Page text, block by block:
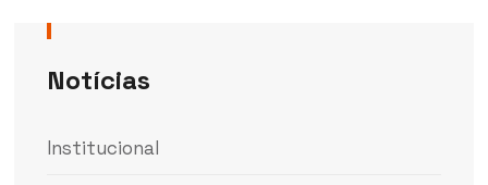
Notícias
Institucional